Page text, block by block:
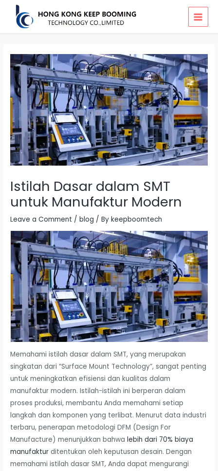
content
Istilah Dasar dalam SMT
untuk Manufaktur Modern
Leave a Comment /blog / Bykeepboomtech
Memahami istilah dasar dalam SMT, yang merupakan
singkatan dari “Surface Mount Technology”, sangat penting
untuk meningkatkan efisiensi dan kualitas dalam
manufaktur modern. Istilah-istilah ini berperan dalam
proses produksi, membantu Anda memahami setiap
langkah dan komponen yang terlibat. Menurut data industri
terbaru, penerapan metodologi DFM (Design For
Manufacture) menunjukkan bahwalebih dari 70% biaya
manufaktur ditentukan oleh keputusan desain. Dengan
memahami istilah dasar SMT, Anda dapat mengurangi